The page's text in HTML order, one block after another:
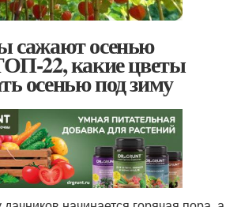
сажают осенью
22, какие цветы
осенью под зиму